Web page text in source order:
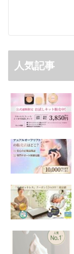
人気記事